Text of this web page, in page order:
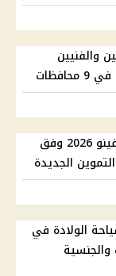
والفنيين
سعر رغيف الخبز السياحي والفينو 2026 وفق
الجديدة
الولادة في
والجنسية